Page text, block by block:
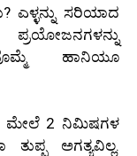
ಎಳ್ಳನ್ನು ಸರಿಯಾದ
ಹಾನಿಯೂ
ಮೇಲೆ 2 ನಿಮಿಷಗಳ
ಅಗತ್ಯವಿಲ್ಲ.